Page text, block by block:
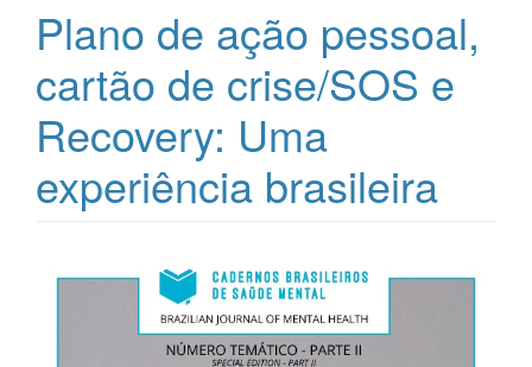
Plano de ação pessoal,
cartão de crise/SOS e
Recovery: Uma
experiência brasileira
Barra